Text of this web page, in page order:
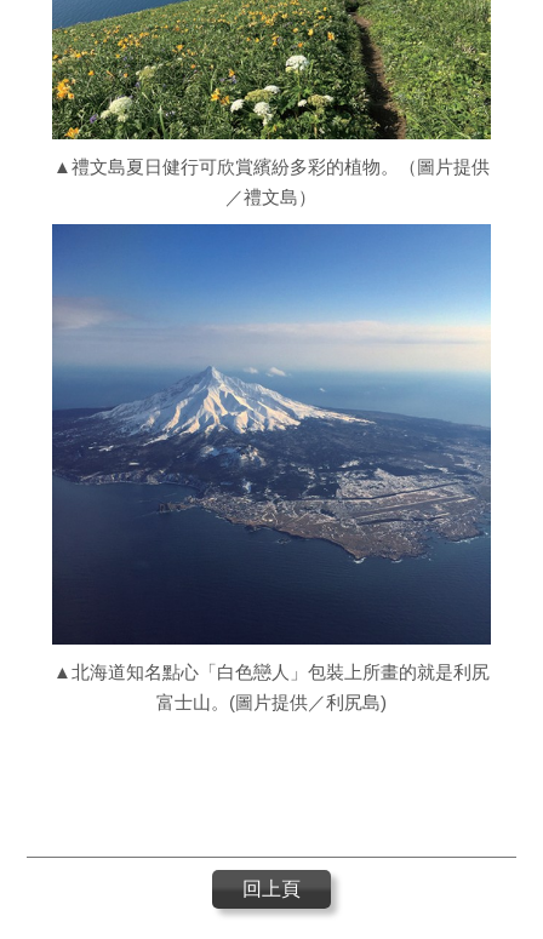
▲禮文島夏日健行可欣賞繽紛多彩的植物。（圖片提供
／禮文島）
▲北海道知名點心「白色戀人」包裝上所畫的就是利尻
富士山。(圖片提供／利尻島)
回上頁